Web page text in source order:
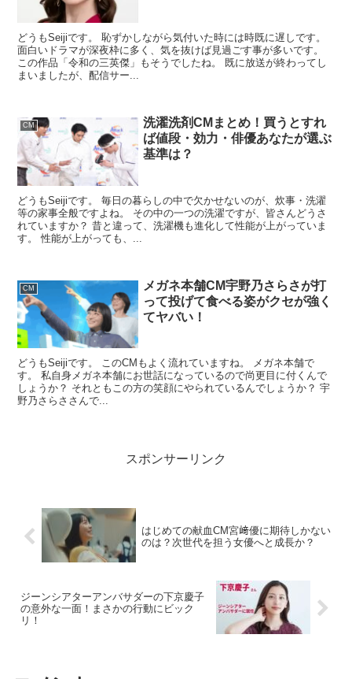
どうもSeijiです。 恥ずかしながら気付いた時には時既に遅しです。
面白いドラマが深夜枠に多く、気を抜けば見過ごす事が多いです。
この作品「令和の三英傑」もそうでしたね。 既に放送が終わってし
まいましたが、配信サー...
CM
洗濯洗剤CMまとめ！買うとすれ
ば値段・効力・俳優あなたが選ぶ
基準は？
どうもSeijiです。 毎日の暮らしの中で欠かせないのが、炊事・洗濯
等の家事全般ですよね。 その中の一つの洗濯ですが、皆さんどうさ
れていますか？ 昔と違って、洗濯機も進化して性能が上がっていま
す。 性能が上がっても、...
CM
メガネ本舗CM宇野乃さらさが打
って投げて食べる姿がクセが強く
てヤバい！
どうもSeijiです。 このCMもよく流れていますね。 メガネ本舗で
す。 私自身メガネ本舗にお世話になっているので尚更目に付くんで
しょうか？ それともこの方の笑顔にやられているんでしょうか？ 宇
野乃さらささんで...
スポンサーリンク
はじめての献血CM宮﨑優に期待しかない
のは？次世代を担う女優へと成長か？
ジーンシアターアンバサダーの下京慶子
の意外な一面！まさかの行動にビック
リ！